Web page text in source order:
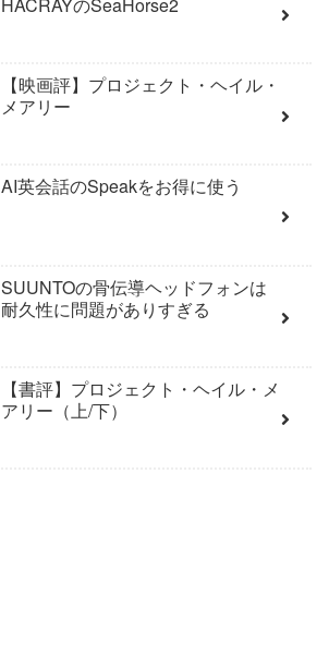
HACRAYのSeaHorse2
【映画評】プロジェクト・ヘイル・
メアリー
AI英会話のSpeakをお得に使う
SUUNTOの骨伝導ヘッドフォンは
耐久性に問題がありすぎる
【書評】プロジェクト・ヘイル・メ
アリー（上/下）